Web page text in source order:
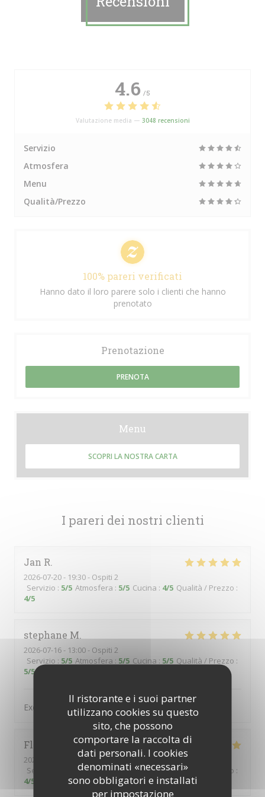
Il ristorante e i suoi partner
utilizzano cookies su questo
sito, che possono
comportare la raccolta di
dati personali. I cookies
denominati «necessari»
sono obbligatori e installati
per impostazione
I pareri dei nostri clienti
Jan R
2026-07-20- 19:30 - Ospiti 2
Servizio : 5/5 Atmosfera : 5/5 Cucina : 4/5 Qualità / Prezzo :
4/5
stephane M
2026-07-16- 13:00 - Ospiti 2
Servizio : 5/5 Atmosfera : 5/5 Cucina : 5/5 Qualità / Prezzo :
5/5
Excellent et personnel charmant et avenant
Florence
2026-06-24
- 12:15 - Ospiti 2
Servizio
Atmosfera: 4/5 Cucina:5/5 Qualità / Prezzo :
4/5
4.6 /5
Valutazione media — 3048 recensioni
Servizio
Atmosfera
Menu
Qualità/Prezzo
100% pareri verificati
Hanno dato il loro parere solo i clienti che hanno
prenotato
Prenotazione
PRENOTA
Menu
SCOPRI LA NOSTRA CARTA